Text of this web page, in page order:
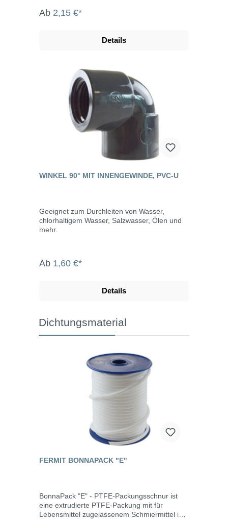
Ab 2,15 €*
Details
WINKEL 90° MIT INNENGEWINDE, PVC-U
Geeignet zum Durchleiten von Wasser,
chlorhaltigem Wasser, Salzwasser, Ölen und
mehr.
Ab 1,60 €*
Details
Dichtungsmaterial
FERMIT BONNAPACK "E"
BonnaPack "E" - PTFE-Packungsschnur ist
eine extrudierte PTFE-Packung mit für
Lebensmittel zugelassenem Schmiermittel im